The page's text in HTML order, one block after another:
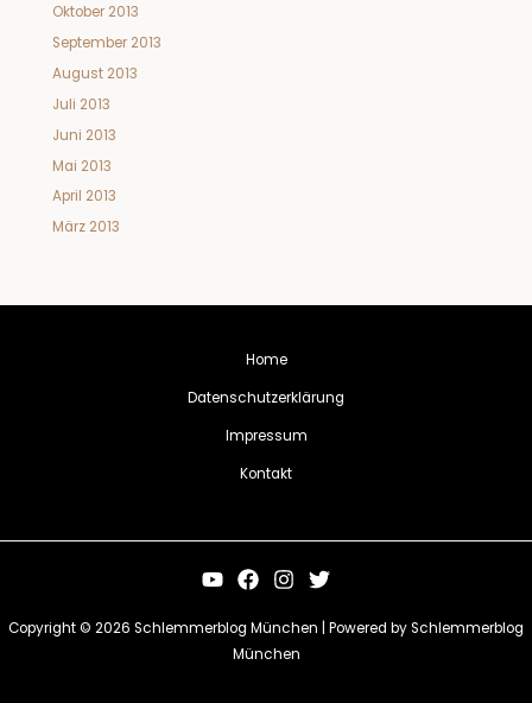
Oktober 2013
September 2013
August 2013
Juli 2013
Juni 2013
Mai 2013
April 2013
März 2013
Home
Datenschutzerklärung
Impressum
Kontakt
Copyright © 2026 Schlemmerblog München | Powered by Schlemmerblog
München